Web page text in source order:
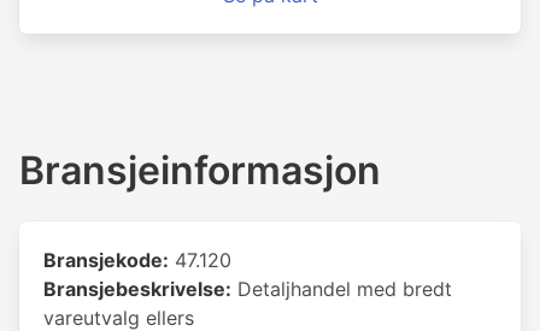
Bransjeinformasjon
Bransjekode: 47.120
Bransjebeskrivelse: Detaljhandel med bredt
vareutvalg ellers